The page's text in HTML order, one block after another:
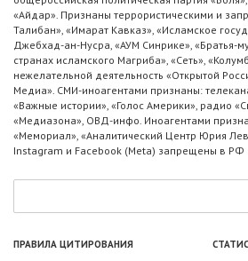
«Айдар». Признаны террористическими и
Талибан», «Имарат Кавказ», «Исламское
Джебхад-ан-Нусра, «АУМ Синрике», «Братья-
странах исламского Магриба», «Сеть»,
нежелательной деятельность «Открытой
Медиа». СМИ-иноагентами признаны:
«Важные истории», «Голос Америки», радио
«Медиазона», ОВД-инфо. Иноагентами
«Мемориал», «Аналитический Центр Юрия
Instagram и Facebook (Metа) запрещены в РФ
ПРАВИЛА ЦИТИРОВАНИЯ